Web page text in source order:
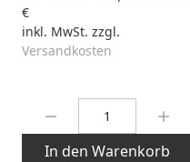
€
inkl. MwSt. zzgl.
Versandkosten
In den Warenkorb